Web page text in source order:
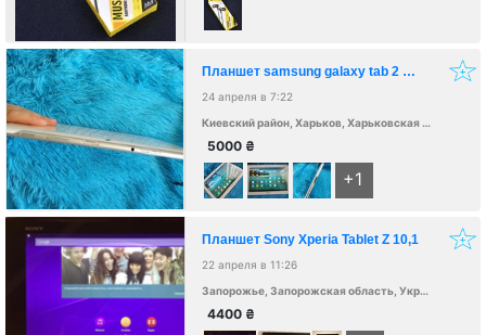
Планшет samsung galaxy tab 2 10.1
24 апреля в 7:22
Киевский район, Харьков, Харьковская область, Украина, 61000
5000 ₴
+1
Планшет Sony Xperia Tablet Z 10,1
22 апреля в 11:26
Запорожье, Запорожская область, Украина, 69061
4400 ₴